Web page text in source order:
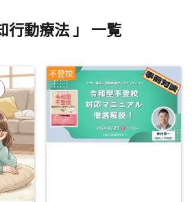
行動療法 」 一覧
不登校